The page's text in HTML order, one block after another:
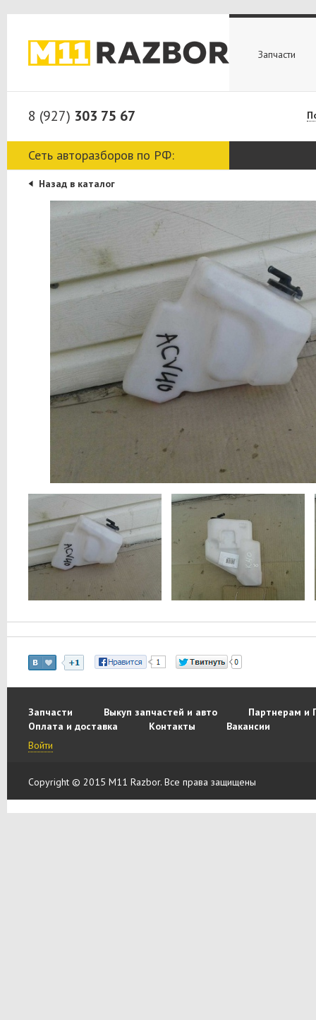
Запчасти
8 (927) 303 75 67
Сеть авторазборов по РФ:
Назад в каталог
Запчасти Выкуп запчастей и авто
Партнерам и
Оплата и доставка
Контакты
Вакансии
Войти
Copyright © 2015 M11 Razbor. Все права защищены